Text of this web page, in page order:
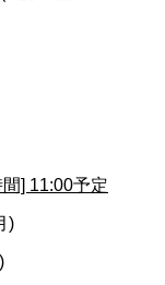
] 11:00予定
)